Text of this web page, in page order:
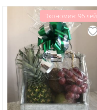
Экономия: 96 лей